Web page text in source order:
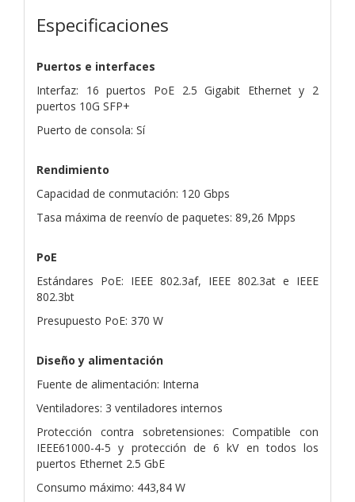
Especificaciones
Puertos e interfaces
Interfaz: 16 puertos PoE 2.5 Gigabit Ethernet y 2
puertos 10G SFP+
Puerto de consola: Sí
Rendimiento
Capacidad de conmutación: 120 Gbps
Tasa máxima de reenvío de paquetes: 89,26 Mpps
PoE
Estándares PoE: IEEE 802.3af, IEEE 802.3at e IEEE
802.3bt
Presupuesto PoE: 370 W
Diseño y alimentación
Fuente de alimentación: Interna
Ventiladores: 3 ventiladores internos
Protección contra sobretensiones: Compatible con
IEEE61000-4-5 y protección de 6 kV en todos los
puertos Ethernet 2.5 GbE
Consumo máximo: 443,84 W